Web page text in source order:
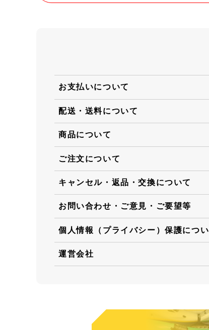
お支払いについて
配送・送料について
商品について
ご注文について
キャンセル・返品・交換について
お問い合わせ・ご意見・ご要望等
個人情報（プライバシー）保護につ
運営会社